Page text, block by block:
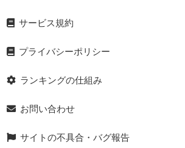
サービス規約
プライバシーポリシー
ランキングの仕組み
お問い合わせ
サイトの不具合・バグ報告